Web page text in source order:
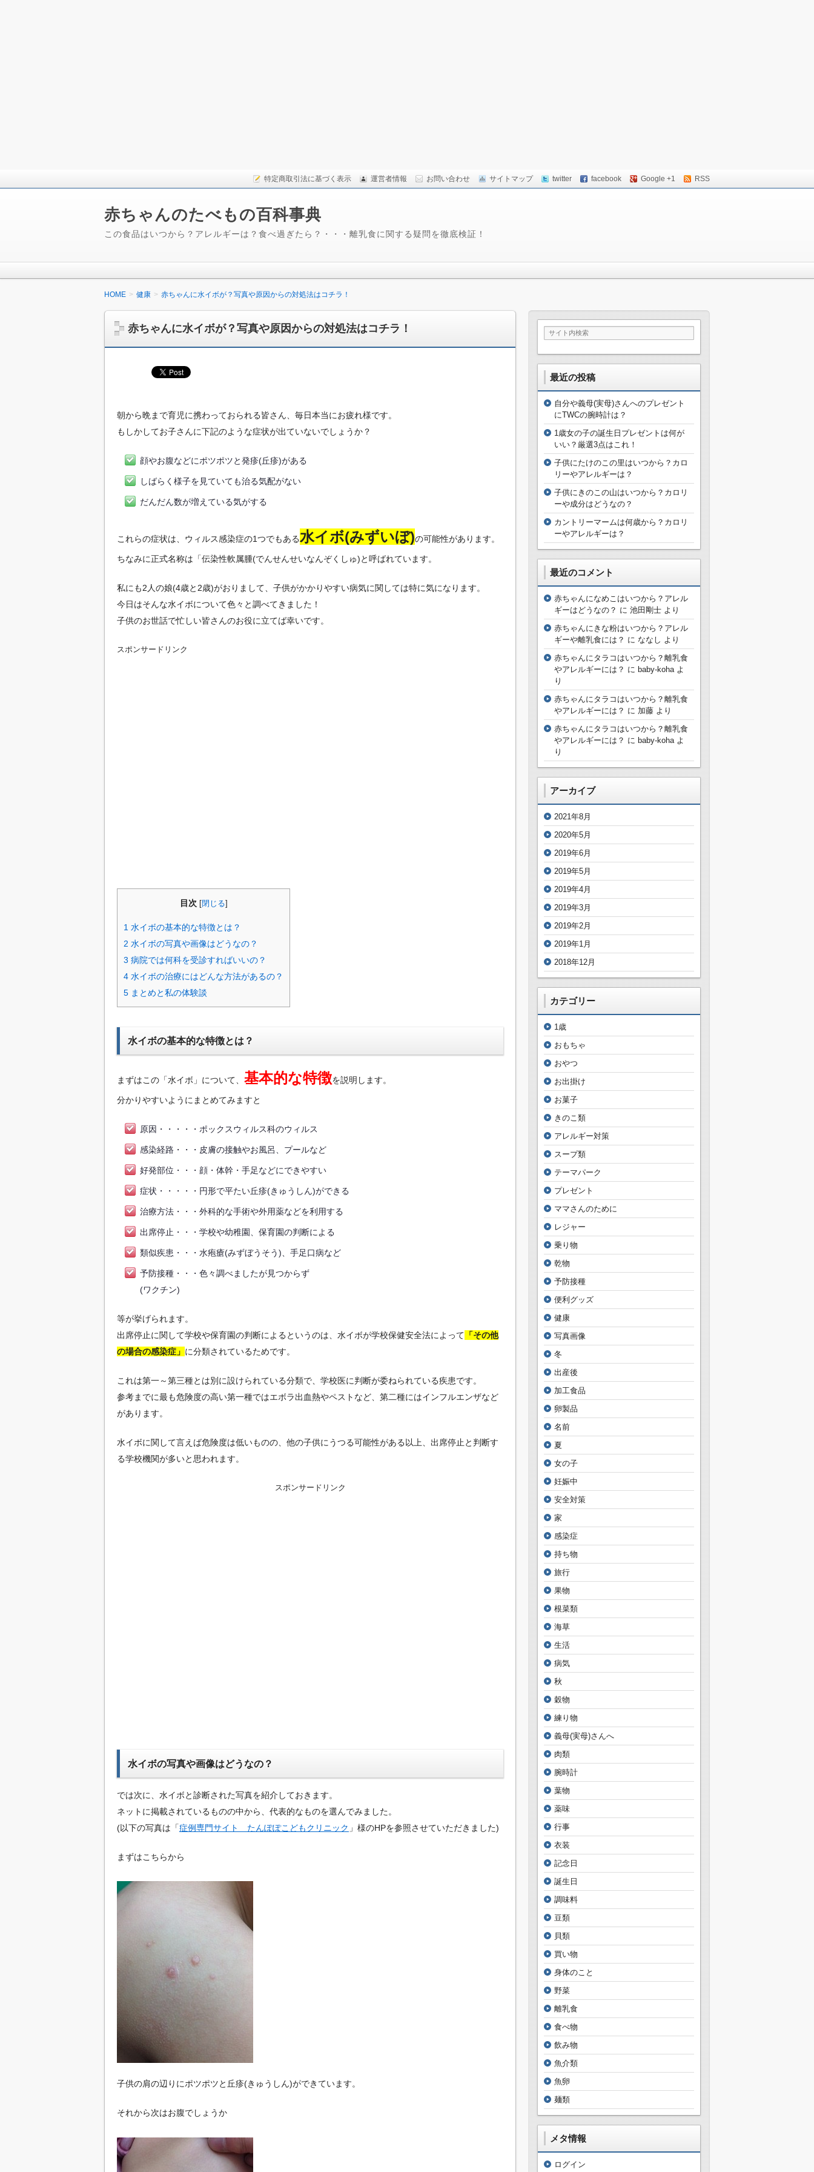
特定商取引法に基づく表示 運営者情報 お問い合わせ サイトマップ twitter facebook Google +1 RSS
赤ちゃんのたべもの百科事典
この食品はいつから？アレルギーは？食べ過ぎたら？・・・離乳食に関する疑問を徹底検証！
HOME 健康 赤ちゃんに水イボが？写真や原因からの対処法はコチラ！
赤ちゃんに水イボが？写真や原因からの対処法はコチラ！
朝から晩まで育児に携わっておられる皆さん、毎日本当にお疲れ様です。
もしかしてお子さんに下記のような症状が出ていないでしょうか？
顔やお腹などにポツポツと発疹(丘疹)がある
しばらく様子を見ていても治る気配がない
だんだん数が増えている気がする
これらの症状は、ウィルス感染症の1つでもある水イボ(みずいぼ)の可能性があります。
ちなみに正式名称は「伝染性軟属腫(でんせんせいなんぞくしゅ)と呼ばれています。
私にも2人の娘(4歳と2歳)がおりまして、子供がかかりやすい病気に関しては特に気になります。
今日はそんな水イボについて色々と調べてきました！
子供のお世話で忙しい皆さんのお役に立てば幸いです。
スポンサードリンク
目次 閉じる
1 水イボの基本的な特徴とは？
2 水イボの写真や画像はどうなの？
3 病院では何科を受診すればいいの？
4 水イボの治療にはどんな方法があるの？
5 まとめと私の体験談
水イボの基本的な特徴とは？
まずはこの「水イボ」について、 基本的な特徴を説明します。
分かりやすいようにまとめてみますと
原因・・・・・ポックスウィルス科のウィルス
感染経路・・・皮膚の接触やお風呂、プールなど
好発部位・・・顔・体幹・手足などにできやすい
症状・・・・・円形で平たい丘疹(きゅうしん)ができる
治療方法・・・外科的な手術や外用薬などを利用する
出席停止・・・学校や幼稚園、保育園の判断による
類似疾患・・・水疱瘡(みずぼうそう)、手足口病など
予防接種・・・色々調べましたが見つからず
(ワクチン)
等が挙げられます。
出席停止に関して学校や保育園の判断によるというのは、水イボが学校保健安全法によって 「その他
の場合の感染症」 に分類されているためです。
これは第一～第三種とは別に設けられている分類で、学校医に判断が委ねられている疾患です。
参考までに最も危険度の高い第一種ではエボラ出血熱やペストなど、第二種にはインフルエンザなど
があります。
水イボに関して言えば危険度は低いものの、他の子供にうつる可能性がある以上、出席停止と判断す
る学校機関が多いと思われます。
スポンサードリンク
水イボの写真や画像はどうなの？
では次に、水イボと診断された写真を紹介しておきます。
ネットに掲載されているものの中から、代表的なものを選んでみました。
(以下の写真は「症例専門サイト たんぽぽこどもクリニック 」様のHPを参照させていただきました)
まずはこちらから
子供の肩の辺りにポツポツと丘疹(きゅうしん)ができています。
それから次はお腹でしょうか
最近の投稿
自分や義母(実母)さんへのプレゼント
にTWCの腕時計は？
1歳女の子の誕生日プレゼントは何が
いい？厳選3点はこれ！
子供にたけのこの里はいつから？カロ
リーやアレルギーは？
子供にきのこの山はいつから？カロリ
ーや成分はどうなの？
カントリーマームは何歳から？カロリ
ーやアレルギーは？
最近のコメント
赤ちゃんになめこはいつから？アレル
ギーはどうなの？ に 池田剛士 より
赤ちゃんにきな粉はいつから？アレル
ギーや離乳食には？ に ななし より
赤ちゃんにタラコはいつから？離乳食
やアレルギーには？ に baby-koha よ
り
赤ちゃんにタラコはいつから？離乳食
やアレルギーには？ に 加藤 より
赤ちゃんにタラコはいつから？離乳食
やアレルギーには？ に baby-koha よ
り
アーカイブ
2021年8月
2020年5月
2019年6月
2019年5月
2019年4月
2019年3月
2019年2月
2019年1月
2018年12月
カテゴリー
1歳
おもちゃ
おやつ
お出掛け
お菓子
きのこ類
アレルギー対策
スープ類
テーマパーク
プレゼント
ママさんのために
レジャー
乗り物
乾物
予防接種
便利グッズ
健康
写真画像
冬
出産後
加工食品
卵製品
名前
夏
女の子
妊娠中
安全対策
家
感染症
持ち物
旅行
果物
根菜類
海草
生活
病気
秋
穀物
練り物
義母(実母)さんへ
肉類
腕時計
葉物
薬味
行事
衣装
記念日
誕生日
調味料
豆類
貝類
買い物
身体のこと
野菜
離乳食
食べ物
飲み物
魚介類
魚卵
麺類
メタ情報
ログイン